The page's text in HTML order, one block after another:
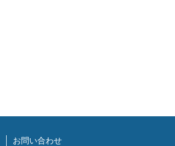
お問い合わせ